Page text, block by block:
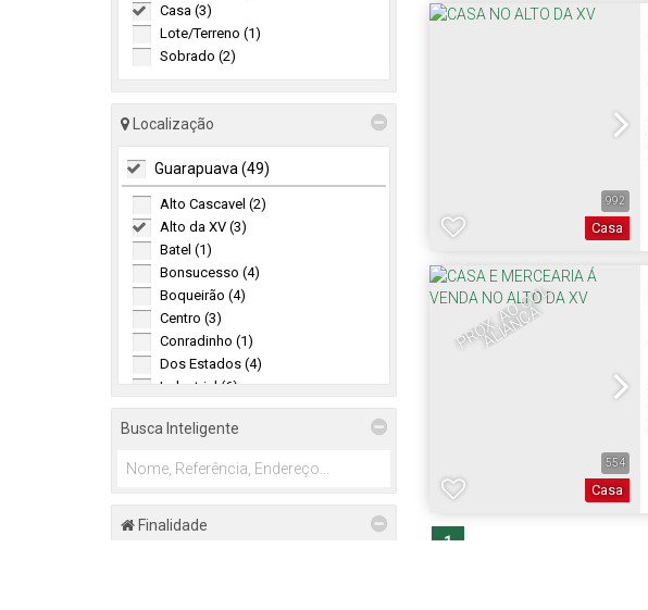
Casa (3)
Lote/Terreno (1)
Sobrado (2)
Localização
Guarapuava (49)
Alto Cascavel (2)
Alto da XV (3)
Batel (1)
Bonsucesso (4)
Boqueirão (4)
Centro (3)
Conradinho (1)
Dos Estados (4)
Industrial (6)
Loteamento João Gelinski (1)
Morro Alto (2)
Santana (3)
Trianon (4)
Busca Inteligente
Finalidade
992
Casa
P
R
Ó
X
.
A
O
C
O
L
.
A
LI
A
N
Ç
A
554
Casa
1